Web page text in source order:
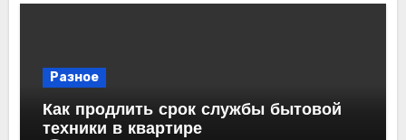
Разное
Как продлить срок службы бытовой
техники в квартире